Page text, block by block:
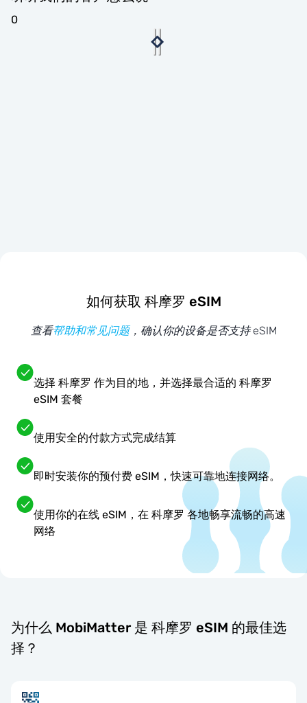
0
如何获取 科摩罗 eSIM
查看帮助和常见问题，确认你的设备是否支持 eSIM
选择 科摩罗 作为目的地，并选择最合适的 科摩罗
eSIM 套餐
使用安全的付款方式完成结算
即时安装你的预付费 eSIM，快速可靠地连接网络。
使用你的在线 eSIM，在 科摩罗 各地畅享流畅的高速
网络
为什么 MobiMatter 是 科摩罗 eSIM 的最佳选
择？